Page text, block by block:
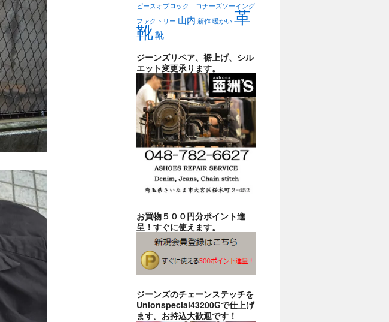
ピースオブロック コナーズソーイング
ファクトリー 山内 新作 暖かい 革
靴靴
ジーンズリペア、裾上げ、シル
エット変更承ります。
お買物５００円分ポイント進
呈！すぐに使えます。
ジーンズのチェーンステッチを
Unionspecial43200Gで仕上げ
ます。お持込大歓迎です！